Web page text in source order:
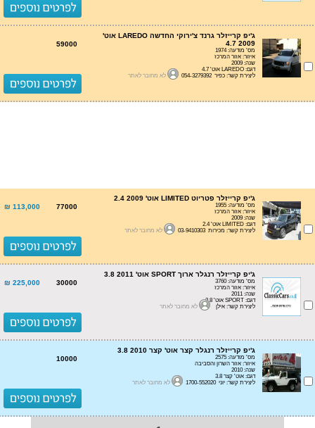
ג'יפ קרייזלר גרנד צ'ירוקי החדשה LAREDO אוט'
4.7 2009
מס' מודעה: 1974
איזור: אזור המרכז
שנה: 2009
דגם: LAREDO אוט' 4.7
ליצירת קשר: כפיר 054-3279392
לא מחובר לאתר
59000
ג'יפ קרייזלר פטריוט LIMITED אוט' 2.4 2009
מס' מודעה: 1955
איזור: אזור המרכז
שנה: 2009
דגם: LIMITED אוט' 2.4
ליצירת קשר: מכירות 03-9410303
לא מחובר לאתר
77000
113,000 ₪
ג'יפ קרייזלר רנגלר ארוך SPORT אוט' 3.8 2011
מס' מודעה: 3760
איזור: אזור המרכז
שנה: 2011
דגם: SPORT אוט' 3.8
ליצירת קשר: אילן
לא מחובר לאתר
30000
225,000 ₪
ג'יפ קרייזלר רנגלר קצר אוט' קצר 3.8 2010
מס' מודעה: 2575
איזור: אזור השרון והסביבה
שנה: 2010
דגם: אוט' קצר 3.8
ליצירת קשר: יוני 1700-552020
לא מחובר לאתר
10000